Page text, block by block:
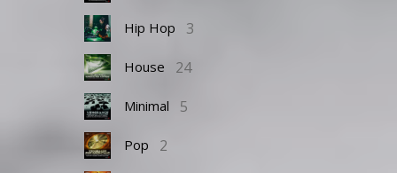
Hip Hop 3
House 24
Minimal 5
Pop 2